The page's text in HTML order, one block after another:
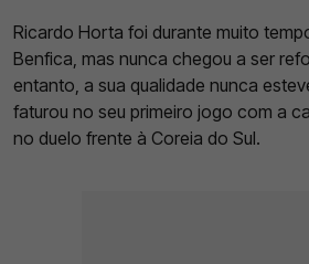
Ricardo Horta foi durante muito
Benfica, mas nunca chegou a ser
entanto, a sua qualidade nunca
faturou no seu primeiro jogo com a
no duelo frente à Coreia do Sul.